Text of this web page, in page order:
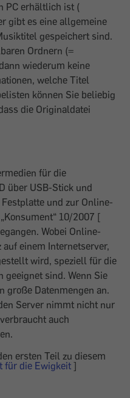
PC erhältlich ist (
gibt es eine allgemeine
gespeichert sind.
Ordnern (=
wiederum keine
welche Titel
können Sie beliebig
die Originaldatei
für die
über USB-Stick und
und zur Online-
10/2007 [
Wobei Online-
einem Internetserver,
wird, speziell für die
geeignet sind. Wenn Sie
große Datenmengen an.
Server nimmt nicht nur
auch
ersten Teil zu diesem
für die Ewigkeit ]